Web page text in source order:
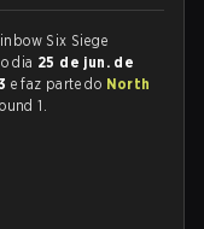
Six Siege
dia 25 de jun. de
e faz parte do North
1.